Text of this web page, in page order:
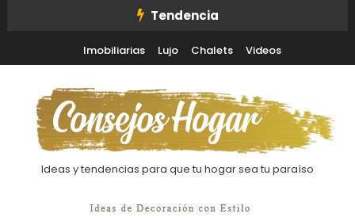
Tendencia
Imobiliarias Lujo Chalets Videos
Ideas y tendencias para que tu hogar sea tu paraíso